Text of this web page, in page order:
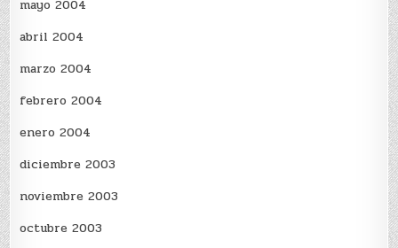
mayo 2004
abril 2004
marzo 2004
febrero 2004
enero 2004
diciembre 2003
noviembre 2003
octubre 2003